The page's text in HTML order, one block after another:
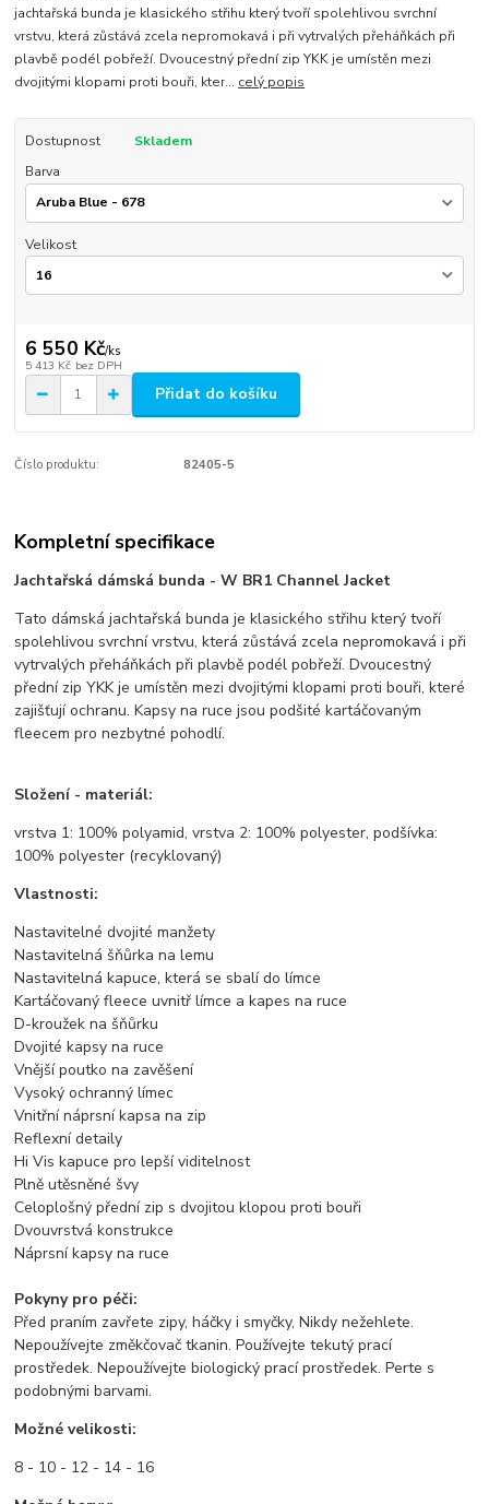
jachtařská bunda je klasického střihu který tvoří spolehlivou svrchní
vrstvu, která zůstává zcela nepromokavá i při vytrvalých přeháňkách při
plavbě podél pobřeží. Dvoucestný přední zip YKK je umístěn mezi
dvojitými klopami proti bouři, kter... celý popis
Dostupnost
Skladem
Barva
Velikost
6 550 Kč/ks
5 413 Kč bez DPH
Přidat do košíku
Číslo produktu: 82405-5
Kompletní specifikace
Jachtařská dámská bunda - W BR1 Channel Jacket
Tato dámská jachtařská bunda je klasického střihu který tvoří
spolehlivou svrchní vrstvu, která zůstává zcela nepromokavá i při
vytrvalých přeháňkách při plavbě podél pobřeží. Dvoucestný
přední zip YKK je umístěn mezi dvojitými klopami proti bouři, které
zajišťují ochranu. Kapsy na ruce jsou podšité kartáčovaným
fleecem pro nezbytné pohodlí.
Složení - materiál:
vrstva 1: 100% polyamid, vrstva 2: 100% polyester, podšívka:
100% polyester (recyklovaný)
Vlastnosti:
Nastavitelné dvojité manžety
Nastavitelná šňůrka na lemu
Nastavitelná kapuce, která se sbalí do límce
Kartáčovaný fleece uvnitř límce a kapes na ruce
D-kroužek na šňůrku
Dvojité kapsy na ruce
Vnější poutko na zavěšení
Vysoký ochranný límec
Vnitřní náprsní kapsa na zip
Reflexní detaily
Hi Vis kapuce pro lepší viditelnost
Plně utěsněné švy
Celoplošný přední zip s dvojitou klopou proti bouři
Dvouvrstvá konstrukce
Náprsní kapsy na ruce
Pokyny pro péči:
Před praním zavřete zipy, háčky i smyčky, Nikdy nežehlete.
Nepoužívejte změkčovač tkanin. Používejte tekutý prací
prostředek. Nepoužívejte biologický prací prostředek. Perte s
podobnými barvami.
Možné velikosti:
8 - 10 - 12 - 14 - 16